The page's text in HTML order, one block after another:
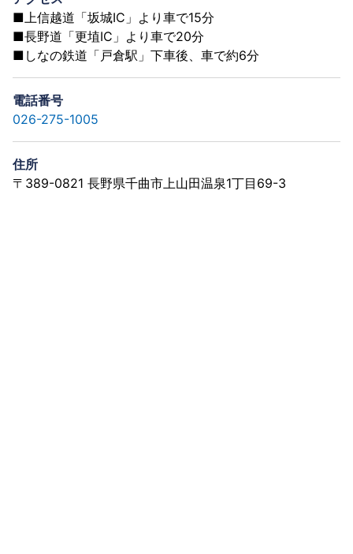
■上信越道「坂城IC」より車で15分
■長野道「更埴IC」より車で20分
■しなの鉄道「戸倉駅」下車後、車で約6分
電話番号
026-275-1005
住所
〒389-0821 長野県千曲市上山田温泉1丁目69-3